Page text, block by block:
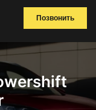
Позвонить